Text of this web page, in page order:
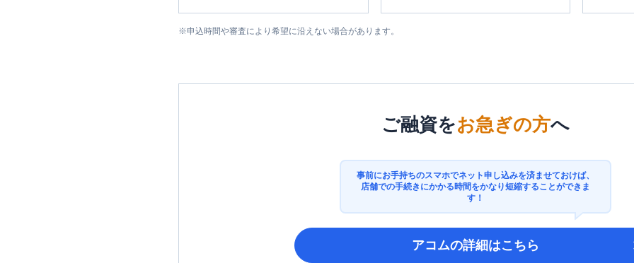
※申込時間や審査により希望に沿えない場合があります。
ご融資をお急ぎの方へ
事前にお手持ちのスマホでネット申し込みを済ませておけば、
店舗での手続きにかかる時間をかなり短縮することができま
す！
アコムの詳細はこちら